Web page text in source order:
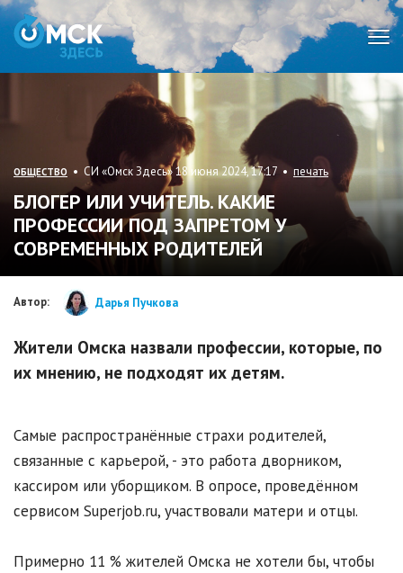
ОБЩЕСТВО • СИ «Омск Здесь» 18 июня 2024, 17:17 • печать
БЛОГЕР ИЛИ УЧИТЕЛЬ. КАКИЕ
ПРОФЕССИИ ПОД ЗАПРЕТОМ У
СОВРЕМЕННЫХ РОДИТЕЛЕЙ
Автор: Дарья Пучкова
Жители Омска назвали профессии, которые, по
их мнению, не подходят их детям.
Самые распространённые страхи родителей,
связанные с карьерой, - это работа дворником,
кассиром или уборщиком. В опросе, проведённом
сервисом Superjob.ru, участвовали матери и отцы.
Примерно 11 % жителей Омска не хотели бы, чтобы